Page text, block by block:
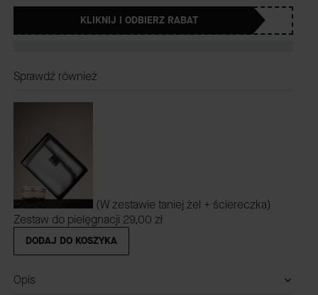
KLIKNIJ I ODBIERZ RABAT
Sprawdź również
(W zestawie taniej żel + ściereczka)
Zestaw do pielęgnacji 29,00 zł
DODAJ DO KOSZYKA
Opis